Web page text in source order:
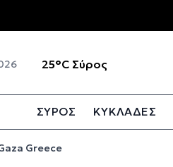
περιεχόμενο
25°C Σύρος
ΣΥΡΟΣ ΚΥΚΛΑΔΕΣ
Greece